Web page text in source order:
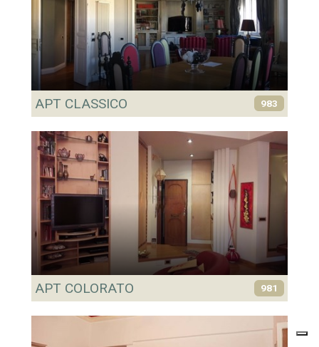
APT CLASSICO 983
APT COLORATO 981